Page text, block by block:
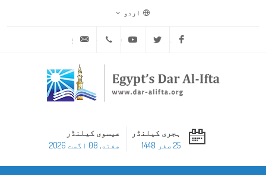
اردو
Facebook
Twitter
Youtube
ہجری کیلنڈر
25 صفر 1448
عیسوی کیلنڈر
هفته, 08 اگست 2026